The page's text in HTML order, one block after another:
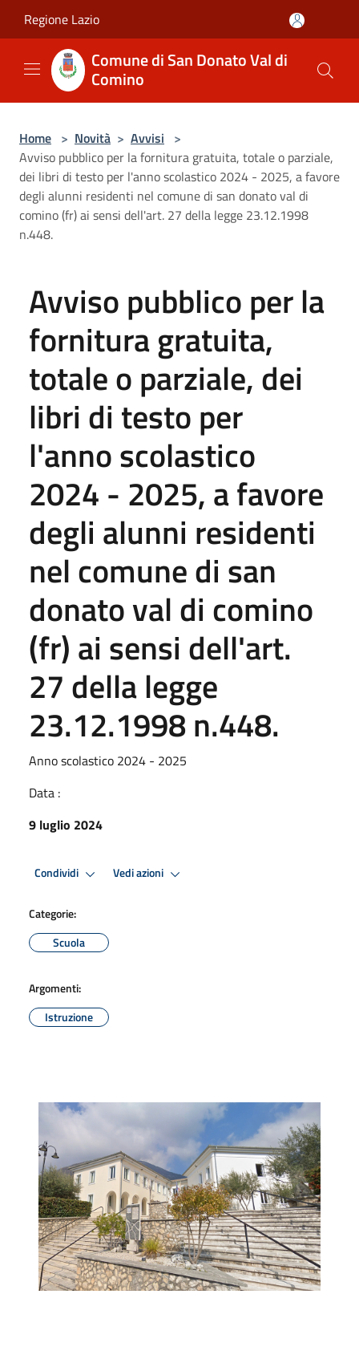
Regione Lazio
Comune di San Donato Val di
Comino
Home > Novità > Avvisi >
Avviso pubblico per la fornitura gratuita, totale o parziale,
dei libri di testo per l'anno scolastico 2024 - 2025, a favore
degli alunni residenti nel comune di san donato val di
comino (fr) ai sensi dell'art. 27 della legge 23.12.1998
n.448.
Avviso pubblico per la
fornitura gratuita,
totale o parziale, dei
libri di testo per
l'anno scolastico
2024 - 2025, a favore
degli alunni residenti
nel comune di san
donato val di comino
(fr) ai sensi dell'art.
27 della legge
23.12.1998 n.448.
Anno scolastico 2024 - 2025
Data :
9 luglio 2024
Condividi Vedi azioni
Categorie:
Scuola
Argomenti:
Istruzione